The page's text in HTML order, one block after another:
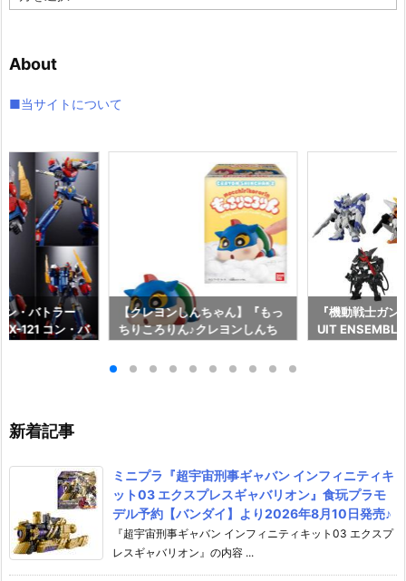
ー
ブ
About
■当サイトについて
ン・バトラー
121 コン・バ
【クレヨンしんちゃん】『もっ
ちりころりん♪クレヨンしんち
【バンダイ】より2026年8月1
『機動戦士ガ
UIT
新着記事
ミニプラ『超宇宙刑事ギャバン インフィニティキ
ット03 エクスプレスギャバリオン』食玩プラモ
デル予約【バンダイ】より2026年8月10日発売♪
『超宇宙刑事ギャバン インフィニティキット03 エクスプ
レスギャバリオン』の内容 ...